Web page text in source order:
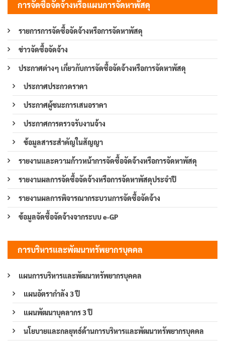
การจัดซื้อจัดจ้างหรือแผนการจัดหาพัสดุ
รายการการจัดซื้อจัดจ้างหรือการจัดหาพัสดุ
ข่าวจัดซื้อจัดจ้าง
ประกาศต่างๆ เกี่ยวกับการจัดซื้อจัดจ้างหรือการจัดหาพัสดุ
ประกาศประกวดราคา
ประกาศผู้ชนะการเสนอราคา
ประกาศการตรวจรับงานจ้าง
ข้อมูลสาระสำคัญในสัญญา
รายงานและความก้าวหน้าการจัดซื้อจัดจ้างหรือการจัดหาพัสดุ
รายงานผลการจัดซื้อจัดจ้างหรือการจัดหาพัสดุประจำปี
รายงานผลการพิจารณากระบวนการจัดซื้อจัดจ้าง
ข้อมูลจัดซื้อจัดจ้างจากระบบ e-GP
การบริหารและพัฒนาทรัพยากรบุคคล
แผนการบริหารและพัฒนาทรัพยากรบุคคล
แผนอัตรากำลัง 3 ปี
แผนพัฒนาบุคลากร 3 ปี
นโยบายและกลยุทธ์ด้านการบริหารและพัฒนาทรัพยากรบุคคล